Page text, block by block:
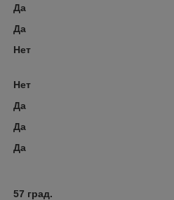
Да
Да
Нет
Нет
Да
Да
Да
57 град.